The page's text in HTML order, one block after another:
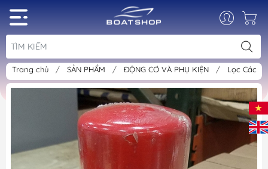
Trang chủ / SẢN PHẨM / ĐỘNG CƠ VÀ PHỤ KIỆN / Lọc Các